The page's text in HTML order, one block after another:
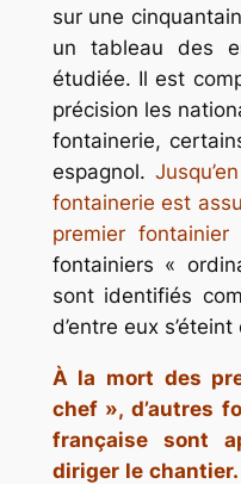
sur une
un tableau des
étudiée. Il est
précision les
fontainerie,
espagnol.
fontainerie est
premier
fontainiers «
sont identifiés
d’entre eux
À la mort des
chef », d’autres
française sont
diriger le